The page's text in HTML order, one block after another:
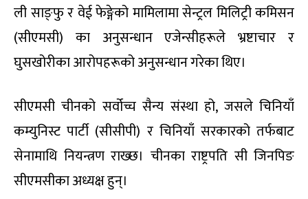
ली साङ्फु र वेई फेङ्गेको मामिलामा सेन्ट्रल मिलिट्री कमिसन
(सीएमसी) का अनुसन्धान एजेन्सीहरूले भ्रष्टाचार र
घुसखोरीका आरोपहरूको अनुसन्धान गरेका थिए।
सीएमसी चीनको सर्वोच्च सैन्य संस्था हो, जसले चिनियाँ
कम्युनिस्ट पार्टी (सीसीपी) र चिनियाँ सरकारको तर्फबाट
सेनामाथि नियन्त्रण राख्छ। चीनका राष्ट्रपति सी जिनपिङ
सीएमसीका अध्यक्ष हुन्।